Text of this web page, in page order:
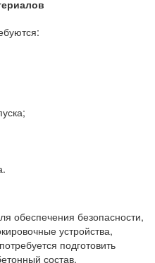
обеспечения безопасности,
устройства,
подготовить
состав.